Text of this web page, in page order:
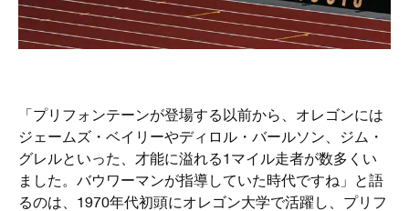
「プリフォンテーンが登場する以前から、オレゴンには
ジェームズ・ベイリーやディロル・バールソン、ジム・
グレルといった、才能に溢れる1マイル走者が数多くい
ました。バウワーマンが指導していた時代ですね」と語
るのは、1970年代初頭にオレゴン大学で活躍し、プリフ